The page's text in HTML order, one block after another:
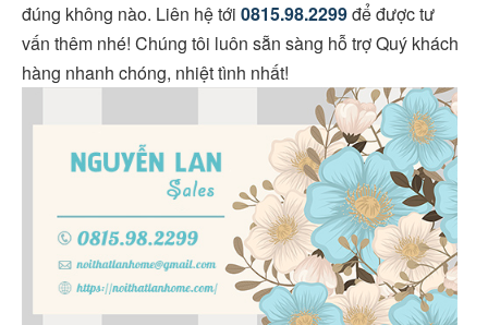
đúng không nào. Liên hệ tới 0815.98.2299để được tư
vấn thêm nhé! Chúng tôi luôn sẵn sàng hỗ trợ Quý khách
hàng nhanh chóng, nhiệt tình nhất!